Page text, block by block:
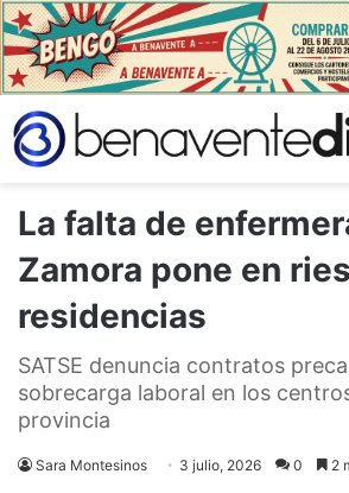
La falta de
Zamora pone en
residencias
SATSE denuncia contratos
sobrecarga laboral en los
provincia
Sara Montesinos 3 julio, 2026 0 2